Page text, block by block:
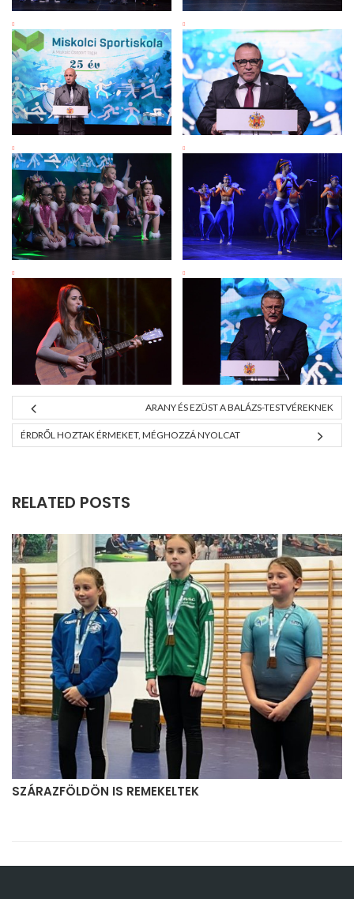
ARANY ÉS EZÜST A BALÁZS-TESTVÉREKNEK
ÉRDRŐL HOZTAK ÉRMEKET, MÉGHOZZÁ NYOLCAT
RELATED POSTS
SZÁRAZFÖLDÖN IS REMEKELTEK